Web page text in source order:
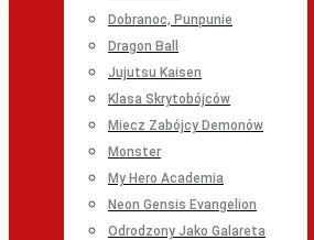
Dobranoc, Punpunie
Dragon Ball
Jujutsu Kaisen
Klasa Skrytobójców
Miecz Zabójcy Demonów
Monster
My Hero Academia
Neon Gensis Evangelion
Odrodzony Jako Galareta